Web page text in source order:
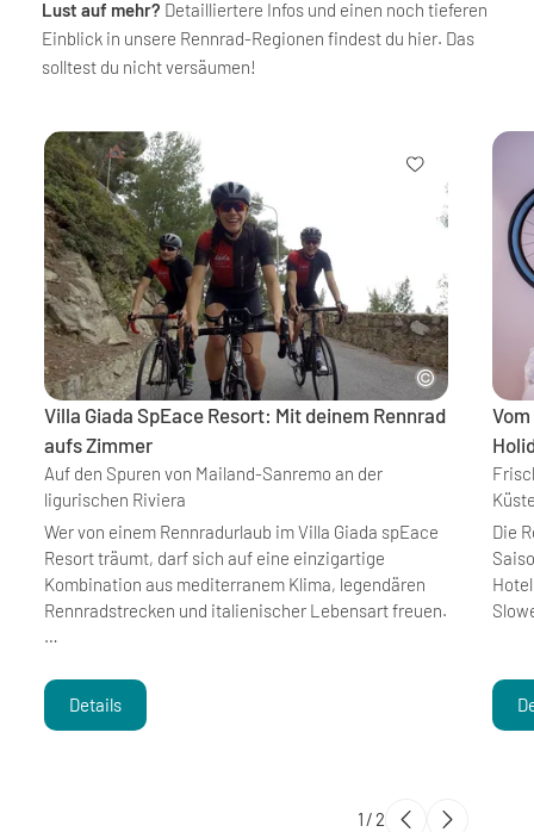
Lust auf mehr? Detailliertere Infos und einen noch tieferen
Einblick in unsere Rennrad-Regionen findest du hier. Das
solltest du nicht versäumen!
Villa Giada SpEace Resort: Mit deinem Rennrad
aufs Zimmer
Auf den Spuren von Mailand-Sanremo an der
ligurischen Riviera
Wer von einem Rennradurlaub im Villa Giada spEace
Resort träumt, darf sich auf eine einzigartige
Kombination aus mediterranem Klima, legendären
Rennradstrecken und italienischer Lebensart freuen.
…
Details
Die
1 / 2